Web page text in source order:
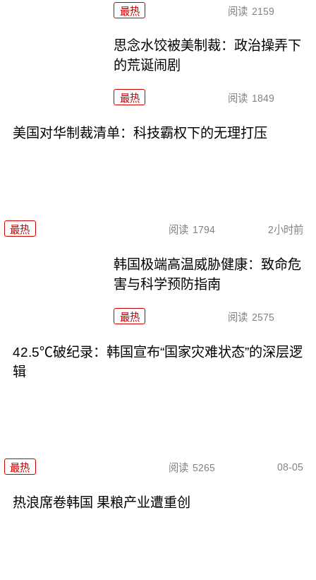
最热 阅读 2159
思念水饺被美制裁：政治操弄下
的荒诞闹剧
最热 阅读 1849
美国对华制裁清单：科技霸权下的无理打压
最热 阅读 1794 2小时前
韩国极端高温威胁健康：致命危
害与科学预防指南
最热 阅读 2575
42.5℃破纪录：韩国宣布“国家灾难状态”的深层逻
辑
最热 阅读 5265 08-05
热浪席卷韩国 果粮产业遭重创